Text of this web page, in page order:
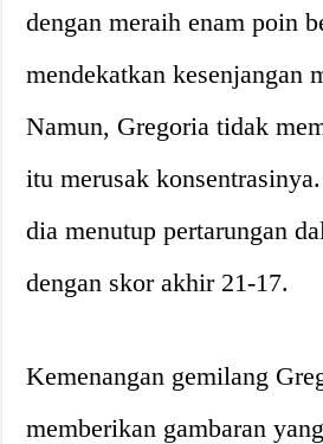
dengan meraih enam poin
mendekatkan kesenjangan
Namun, Gregoria tidak
itu merusak
dia menutup pertarungan
dengan skor akhir 21-17.
Kemenangan gemilang
memberikan gambaran